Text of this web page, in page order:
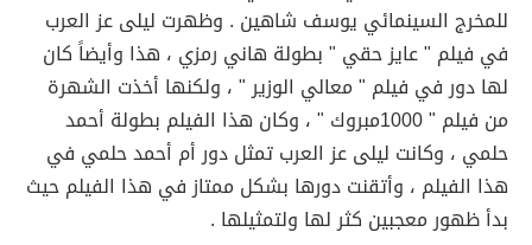
للمخرج السينمائي يوسف شاهين . وظهرت ليلى عز العرب
في فيلم " عايز حقي " بطولة هاني رمزي ، هذا وأيضاً كان
لها دور في فيلم " معالي الوزير " ، ولكنها أخذت الشهرة
من فيلم " 1000مبروك " ، وكان هذا الفيلم بطولة أحمد
حلمي ، وكانت ليلى عز العرب تمثل دور أم أحمد حلمي في
هذا الفيلم ، وأتقنت دورها بشكل ممتاز في هذا الفيلم حيث
بدأ ظهور معجبين كثر لها ولتمثيلها .